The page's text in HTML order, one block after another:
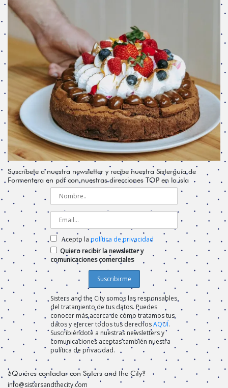
Suscríbete a nuestra newsletter y recibe nuestra Sisterguía de
Formentera en pdf con nuestras direcciones TOP en la isla
Acepto la política de privacidad
Quiero recibir la newsletter y
comunicaciones comerciales
Sisters and the City somos las responsables
del tratamiento de tus datos. Puedes
conocer más acerca de cómo tratamos tus
datos y ejercer todos tus derechosAQUÍ.
Suscribiéndote a nuestras newsletters y
comunicaciones aceptas también nuestra
política de privacidad.
¿Quiéres contactar con Sisters and the City?
info@sistersandthecity.com